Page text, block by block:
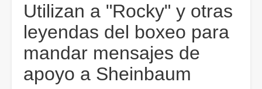
Utilizan a "Rocky" y otras
leyendas del boxeo para
mandar mensajes de
apoyo a Sheinbaum